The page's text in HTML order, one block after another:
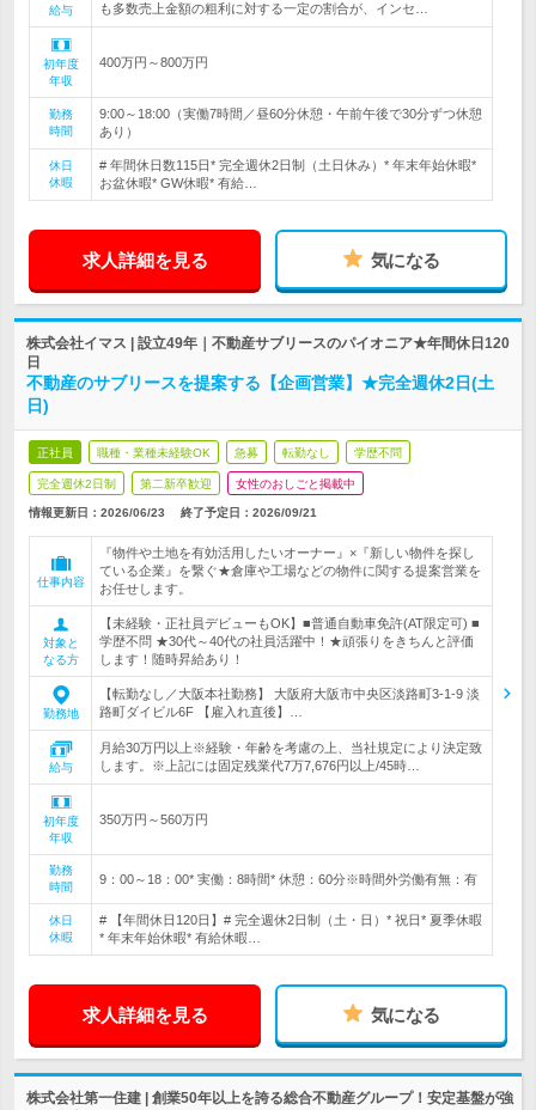
給与
も多数売上金額の粗利に対する一定の割合が、インセ…
初年度
年収
400万円～800万円
勤務
時間
9:00～18:00（実働7時間／昼60分休憩・午前午後で30分ずつ休憩
あり）
休日
休暇
# 年間休日数115日* 完全週休2日制（土日休み）* 年末年始休暇*
お盆休暇* GW休暇* 有給…
求人詳細を見る 気になる
株式会社イマス | 設立49年｜不動産サブリースのパイオニア★年間休日120
日
不動産のサブリースを提案する【企画営業】★完全週休2日(土
日)
正社員 職種・業種未経験OK 急募 転勤なし 学歴不問
完全週休2日制 第二新卒歓迎 女性のおしごと掲載中
情報更新日：2026/06/23 終了予定日： 2026/09/21
仕事内容
『物件や土地を有効活用したいオーナー』×『新しい物件を探し
ている企業』を繋ぐ★倉庫や工場などの物件に関する提案営業を
お任せします。
対象と
なる方
【未経験・正社員デビューもOK】■普通自動車免許(AT限定可) ■
学歴不問 ★30代～40代の社員活躍中！★頑張りをきちんと評価
します！随時昇給あり！
勤務地
【転勤なし／大阪本社勤務】 大阪府大阪市中央区淡路町3-1-9 淡
路町ダイビル6F 【雇入れ直後】…
給与
月給30万円以上※経験・年齢を考慮の上、当社規定により決定致
します。※上記には固定残業代7万7,676円以上/45時…
初年度
年収
350万円～560万円
勤務
時間
9：00～18：00* 実働：8時間* 休憩：60分※時間外労働有無：有
休日
休暇
# 【年間休日120日】# 完全週休2日制（土・日）* 祝日* 夏季休暇
* 年末年始休暇* 有給休暇…
求人詳細を見る 気になる
株式会社第一住建 | 創業50年以上を誇る総合不動産グループ！安定基盤が強